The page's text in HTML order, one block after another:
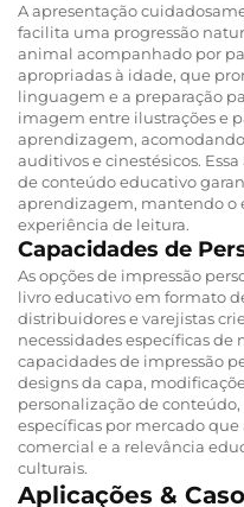
A apresentação
facilita uma progressão
animal acompanhado por
apropriadas à idade, que
linguagem e a preparação
imagem entre ilustrações e
aprendizagem,
auditivos e cinestésicos.
de conteúdo educativo
aprendizagem, mantendo o
experiência de leitura.
Capacidades de
As opções de impressão
livro educativo em formato
distribuidores e varejistas
necessidades específicas de
capacidades de impressão
designs da capa,
personalização de
específicas por mercado
comercial e a relevância
culturais.
Aplicações &